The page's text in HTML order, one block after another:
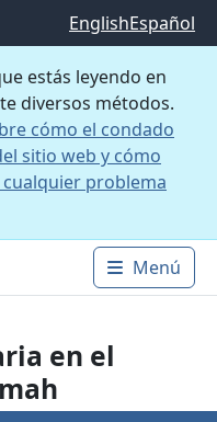
EnglishEspañol
estás leyendo en
diversos métodos.
cómo el condado
sitio web y cómo
problema
Main
Menú
en el